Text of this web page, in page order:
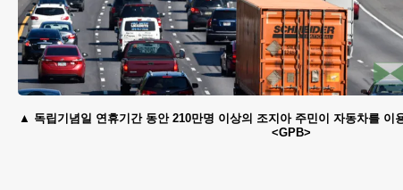
독립기념일 연휴기간 동안 210만명 이상의 조지아 주민이 자동차를 이
<GPB>